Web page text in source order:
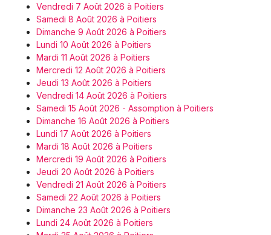
Vendredi 7 Août 2026 à Poitiers
Samedi 8 Août 2026 à Poitiers
Dimanche 9 Août 2026 à Poitiers
Lundi 10 Août 2026 à Poitiers
Mardi 11 Août 2026 à Poitiers
Mercredi 12 Août 2026 à Poitiers
Jeudi 13 Août 2026 à Poitiers
Vendredi 14 Août 2026 à Poitiers
Samedi 15 Août 2026 - Assomption à Poitiers
Dimanche 16 Août 2026 à Poitiers
Lundi 17 Août 2026 à Poitiers
Mardi 18 Août 2026 à Poitiers
Mercredi 19 Août 2026 à Poitiers
Jeudi 20 Août 2026 à Poitiers
Vendredi 21 Août 2026 à Poitiers
Samedi 22 Août 2026 à Poitiers
Dimanche 23 Août 2026 à Poitiers
Lundi 24 Août 2026 à Poitiers